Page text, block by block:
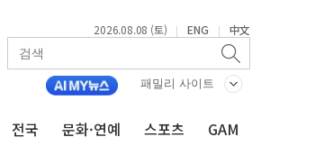
2026.08.08 (토) | ENG | 中文
패밀리 사이트
전국 문화·연예 스포츠 GAM